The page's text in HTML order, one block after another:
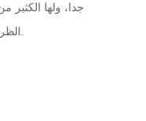
جدا، ولها